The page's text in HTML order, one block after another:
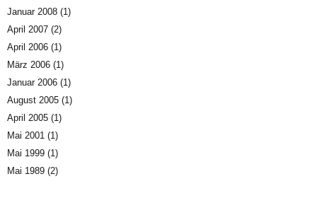
Januar 2008 (1)
April 2007 (2)
April 2006 (1)
März 2006 (1)
Januar 2006 (1)
August 2005 (1)
April 2005 (1)
Mai 2001 (1)
Mai 1999 (1)
Mai 1989 (2)